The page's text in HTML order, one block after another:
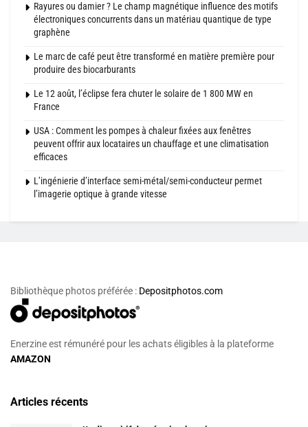
Rayures ou damier ? Le champ magnétique influence des motifs
électroniques concurrents dans un matériau quantique de type
graphène
Le marc de café peut être transformé en matière première pour
produire des biocarburants
Le 12 août, l’éclipse fera chuter le solaire de 1 800 MW en
France
USA : Comment les pompes à chaleur fixées aux fenêtres
peuvent offrir aux locataires un chauffage et une climatisation
efficaces
L’ingénierie d’interface semi-métal/semi-conducteur permet
l’imagerie optique à grande vitesse
Bibliothèque photos préférée : Depositphotos.com
Enerzine est rémunéré pour les achats éligibles à la plateforme
AMAZON
Articles récents